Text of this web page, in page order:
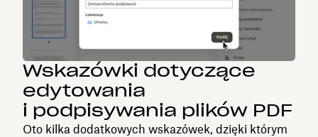
Wskazówki dotyczące
edytowania
i podpisywania plików PDF
Oto kilka dodatkowych wskazówek, dzięki którym